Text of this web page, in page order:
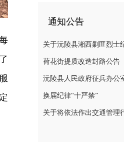
通知公告
荷花街提质改造封路公告
换届纪律“十严禁”